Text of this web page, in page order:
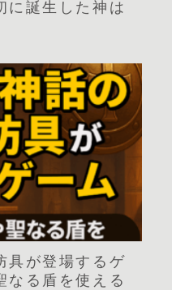
に誕生した神は
具が登場するゲ
なる盾を使える